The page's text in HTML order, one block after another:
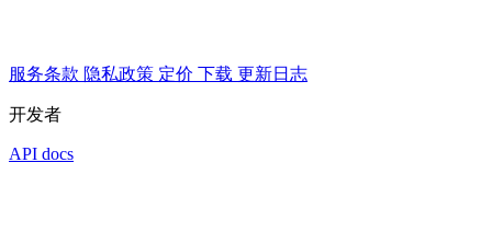
服务条款 隐私政策 定价 下载 更新日志
开发者
API docs